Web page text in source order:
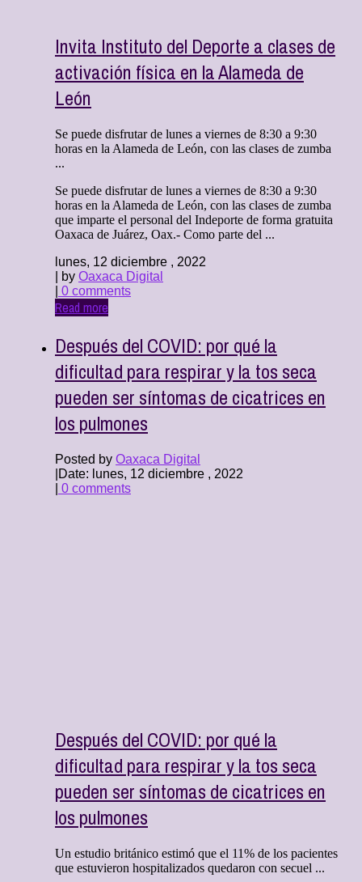
Invita Instituto del Deporte a clases de
activación física en la Alameda de
León
Se puede disfrutar de lunes a viernes de 8:30 a 9:30
horas en la Alameda de León, con las clases de zumba
...
Se puede disfrutar de lunes a viernes de 8:30 a 9:30
horas en la Alameda de León, con las clases de zumba
que imparte el personal del Indeporte de forma gratuita
Oaxaca de Juárez, Oax.- Como parte del ...
lunes, 12 diciembre , 2022
| by Oaxaca Digital
0 comments
Read more
Después del COVID: por qué la
dificultad para respirar y la tos seca
pueden ser síntomas de cicatrices en
los pulmones
Posted by Oaxaca Digital
Date: lunes, 12 diciembre , 2022
0 comments
Después del COVID: por qué la
dificultad para respirar y la tos seca
pueden ser síntomas de cicatrices en
los pulmones
Un estudio británico estimó que el 11% de los pacientes
que estuvieron hospitalizados quedaron con secuel ...